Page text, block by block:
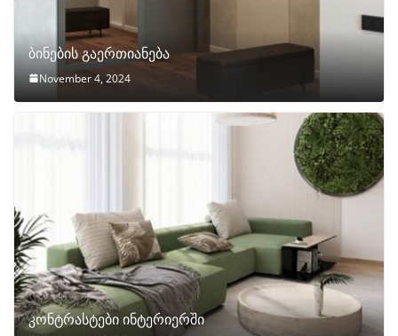
ბინების გაერთიანება
November 4, 2024
კონტრასტები ინტერიერში